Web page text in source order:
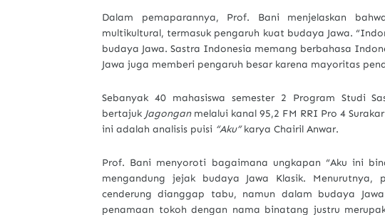
Dalam pemaparannya, Prof. Bani menjelaskan
multikultural, termasuk pengaruh kuat budaya Jawa.
budaya Jawa. Sastra Indonesia memang berbahasa
Jawa juga memberi pengaruh besar karena mayoritas
Sebanyak 40 mahasiswa semester 2 Program Studi
bertajuk Jagonganmelalui kanal 95,2 FM RRI Pro 4
ini adalah analisis puisi “Aku”karya Chairil Anwar.
Prof. Bani menyoroti bagaimana ungkapan “Aku ini
mengandung jejak budaya Jawa Klasik. Menurutnya,
cenderung dianggap tabu, namun dalam budaya
penamaan tokoh dengan nama binatang justru